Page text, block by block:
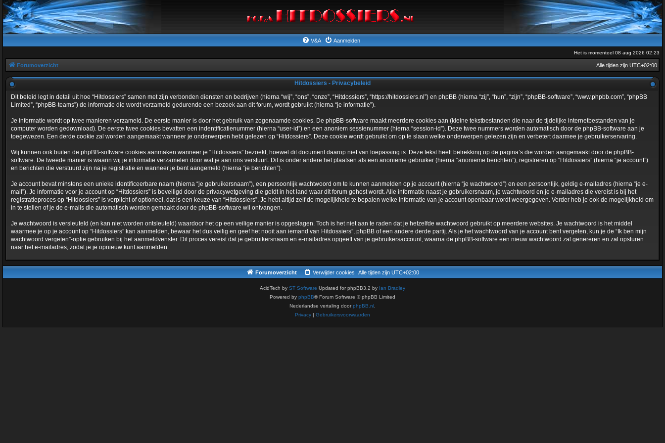
V&A Aanmelden
Het is momenteel 08 aug 2026 02:23
Forumoverzicht Alle tijden zijn UTC+02:00
Hitdossiers - Privacybeleid
Dit beleid legt in detail uit hoe “Hitdossiers” samen met zijn verbonden diensten en bedrijven (hierna “wij”, “ons”, “onze”, “Hitdossiers”, “https://hitdossiers.nl”) en phpBB (hierna “zij”, “hun”, “zijn”, “phpBB-software”, “www.phpbb.com”, “phpBB
Limited”, “phpBB-teams”) de informatie die wordt verzameld gedurende een bezoek aan dit forum, wordt gebruikt (hierna “je informatie”).
Je informatie wordt op twee manieren verzameld. De eerste manier is door het gebruik van zogenaamde cookies. De phpBB-software maakt meerdere cookies aan (kleine tekstbestanden die naar de tijdelijke internetbestanden van je
computer worden gedownload). De eerste twee cookies bevatten een indentificatienummer (hierna “user-id”) en een anoniem sessienummer (hierna “session-id”). Deze twee nummers worden automatisch door de phpBB-software aan je
toegewezen. Een derde cookie zal worden aangemaakt wanneer je onderwerpen hebt gelezen op “Hitdossiers”. Deze cookie wordt gebruikt om op te slaan welke onderwerpen gelezen zijn en verbetert daarmee je gebruikerservaring.
Wij kunnen ook buiten de phpBB-software cookies aanmaken wanneer je “Hitdossiers” bezoekt, hoewel dit document daarop niet van toepassing is. Deze tekst heeft betrekking op de pagina’s die worden aangemaakt door de phpBB-
software. De tweede manier is waarin wij je informatie verzamelen door wat je aan ons verstuurt. Dit is onder andere het plaatsen als een anonieme gebruiker (hierna “anonieme berichten”), registreren op “Hitdossiers” (hierna “je account”)
en berichten die verstuurd zijn na je registratie en wanneer je bent aangemeld (hierna “je berichten”).
Je account bevat minstens een unieke identificeerbare naam (hierna “je gebruikersnaam”), een persoonlijk wachtwoord om te kunnen aanmelden op je account (hierna “je wachtwoord”) en een persoonlijk, geldig e-mailadres (hierna “je e-
mail”). Je informatie voor je account op “Hitdossiers” is beveiligd door de privacywetgeving die geldt in het land waar dit forum gehost wordt. Alle informatie naast je gebruikersnaam, je wachtwoord en je e-mailadres die vereist is bij het
registratieproces op “Hitdossiers” is verplicht of optioneel, dat is een keuze van “Hitdossiers”. Je hebt altijd zelf de mogelijkheid te bepalen welke informatie van je account openbaar wordt weergegeven. Verder heb je ook de mogelijkheid om
in te stellen of je de e-mails die automatisch worden gemaakt door de phpBB-software wil ontvangen.
Je wachtwoord is versleuteld (en kan niet worden ontsleuteld) waardoor het op een veilige manier is opgeslagen. Toch is het niet aan te raden dat je hetzelfde wachtwoord gebruikt op meerdere websites. Je wachtwoord is het middel
waarmee je op je account op “Hitdossiers” kan aanmelden, bewaar het dus veilig en geef het nooit aan iemand van Hitdossiers”, phpBB of een andere derde partij. Als je het wachtwoord van je account bent vergeten, kun je de “Ik ben mijn
wachtwoord vergeten”-optie gebruiken bij het aanmeldvenster. Dit proces vereist dat je gebruikersnaam en e-mailadres opgeeft van je gebruikersaccount, waarna de phpBB-software een nieuw wachtwoord zal genereren en zal opsturen
naar het e-mailadres, zodat je je opnieuw kunt aanmelden.
Forumoverzicht Alle tijden zijn UTC+02:00
Verwijder cookies
AcidTech by ST Software Updated for phpBB3.2 by Ian Bradley
Powered by phpBB® Forum Software © phpBB Limited
Nederlandse vertaling doorphpBB.nl
Privacy | Gebruikersvoorwaarden